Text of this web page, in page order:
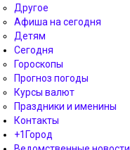
Другое
Афиша на сегодня
Детям
Сегодня
Гороскопы
Прогноз погоды
Курсы валют
Праздники и именины
Контакты
+1Город